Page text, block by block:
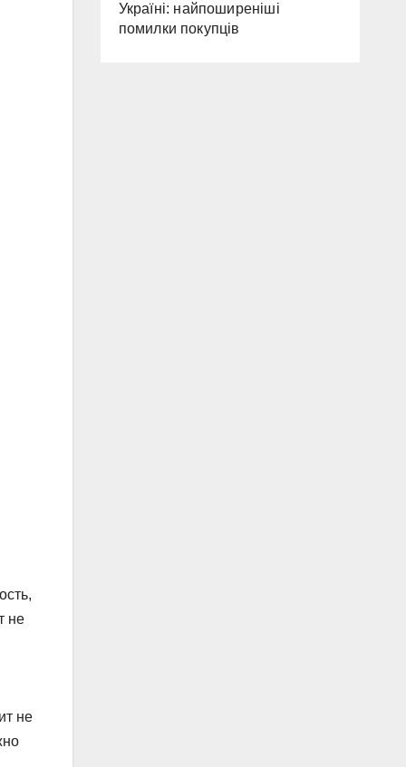
не
не
Україні: найпоширеніші
помилки покупців